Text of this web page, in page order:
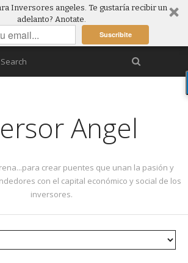
Inversores angeles. Te gustaría recibir un
adelanto? Anotate.
Suscribite
Angel
crear puentes que unan la pasión y
con el capital económico y social de los
inversores.